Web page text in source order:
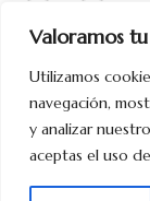
Valoramos
Utilizamos
navegación,
y analizar
aceptas el uso
Copyright ©